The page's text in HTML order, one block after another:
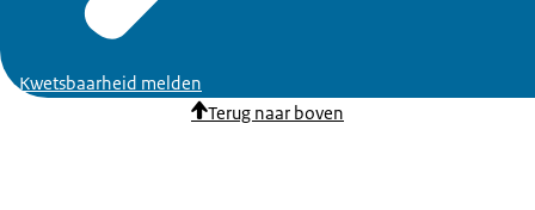
Kwetsbaarheid melden
Terug naar boven